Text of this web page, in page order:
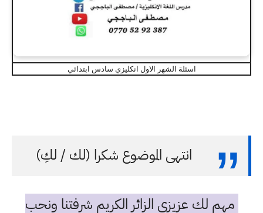
اسئلة الشهر الاول انكليزي سادس ابتدائي
انتهى الموضوع شكرا (لك / لكِ)
مهم لك عزيزي الزائر الكريم شرفتنا ونحب